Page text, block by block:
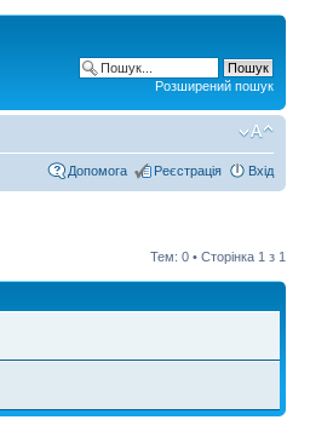
Розширений пошук
Допомога Реєстрація Вхід
Тем: 0 • Сторінка 1 з 1